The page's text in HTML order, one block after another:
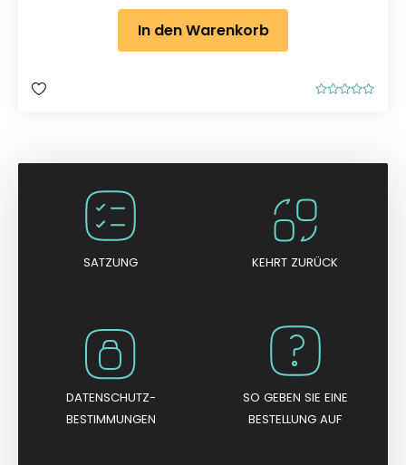
i
t
0
v
n
5
In den Warenkorb
SATZUNG KEHRT ZURÜCK
DATENSCHUTZ-
BESTIMMUNGEN
SO GEBEN SIE EINE
BESTELLUNG AUF